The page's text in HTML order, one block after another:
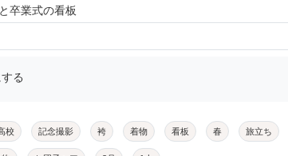
卒業式の看板
る
校 記念撮影 袴 着物 看板 春 旅立ち